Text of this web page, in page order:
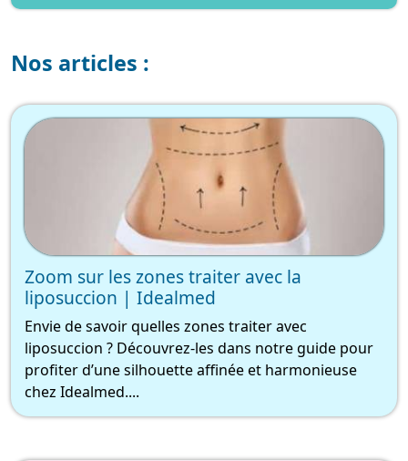
Nos articles :
Zoom sur les zones traiter avec la
liposuccion | Idealmed
Envie de savoir quelles zones traiter avec
liposuccion ? Découvrez-les dans notre guide pour
profiter d’une silhouette affinée et harmonieuse
chez Idealmed....